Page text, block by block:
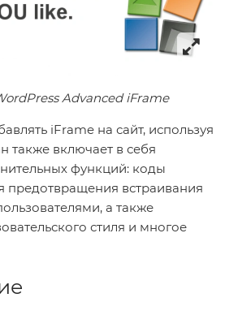
Advanced iFrame
iFrame на сайт, используя
также включает в себя
функций: коды
предотвращения встраивания
а также
стиля и многое